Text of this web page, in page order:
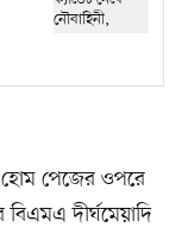
পেজের ওপরে
দীর্ঘমেয়াদি